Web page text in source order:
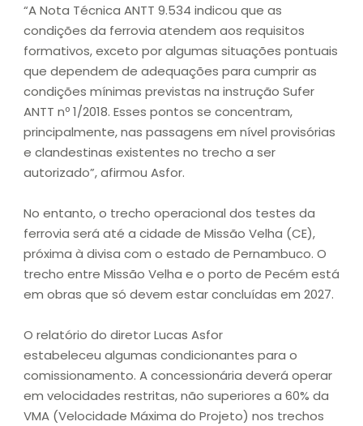
“A Nota Técnica ANTT 9.534 indicou que as
condições da ferrovia atendem aos requisitos
formativos, exceto por algumas situações pontuais
que dependem de adequações para cumprir as
condições mínimas previstas na instrução Sufer
ANTT nº 1/2018. Esses pontos se concentram,
principalmente, nas passagens em nível provisórias
e clandestinas existentes no trecho a ser
autorizado”, afirmou Asfor.
No entanto, o trecho operacional dos testes da
ferrovia será até a cidade de Missão Velha (CE),
próxima à divisa com o estado de Pernambuco. O
trecho entre Missão Velha e o porto de Pecém está
em obras que só devem estar concluídas em 2027.
O relatório do diretor Lucas Asfor
estabeleceu algumas condicionantes para o
comissionamento. A concessionária deverá operar
em velocidades restritas, não superiores a 60% da
VMA (Velocidade Máxima do Projeto) nos trechos